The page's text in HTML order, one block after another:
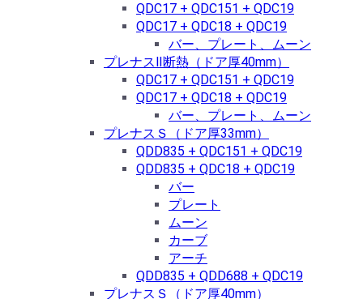
QDC17 + QDC151 + QDC19
QDC17 + QDC18 + QDC19
バー、プレート、ムーン
プレナスⅡ断熱（ドア厚40mm）
QDC17 + QDC151 + QDC19
QDC17 + QDC18 + QDC19
バー、プレート、ムーン
プレナスＳ（ドア厚33mm）
QDD835 + QDC151 + QDC19
QDD835 + QDC18 + QDC19
バー
プレート
ムーン
カーブ
アーチ
QDD835 + QDD688 + QDC19
プレナスＳ（ドア厚40mm）